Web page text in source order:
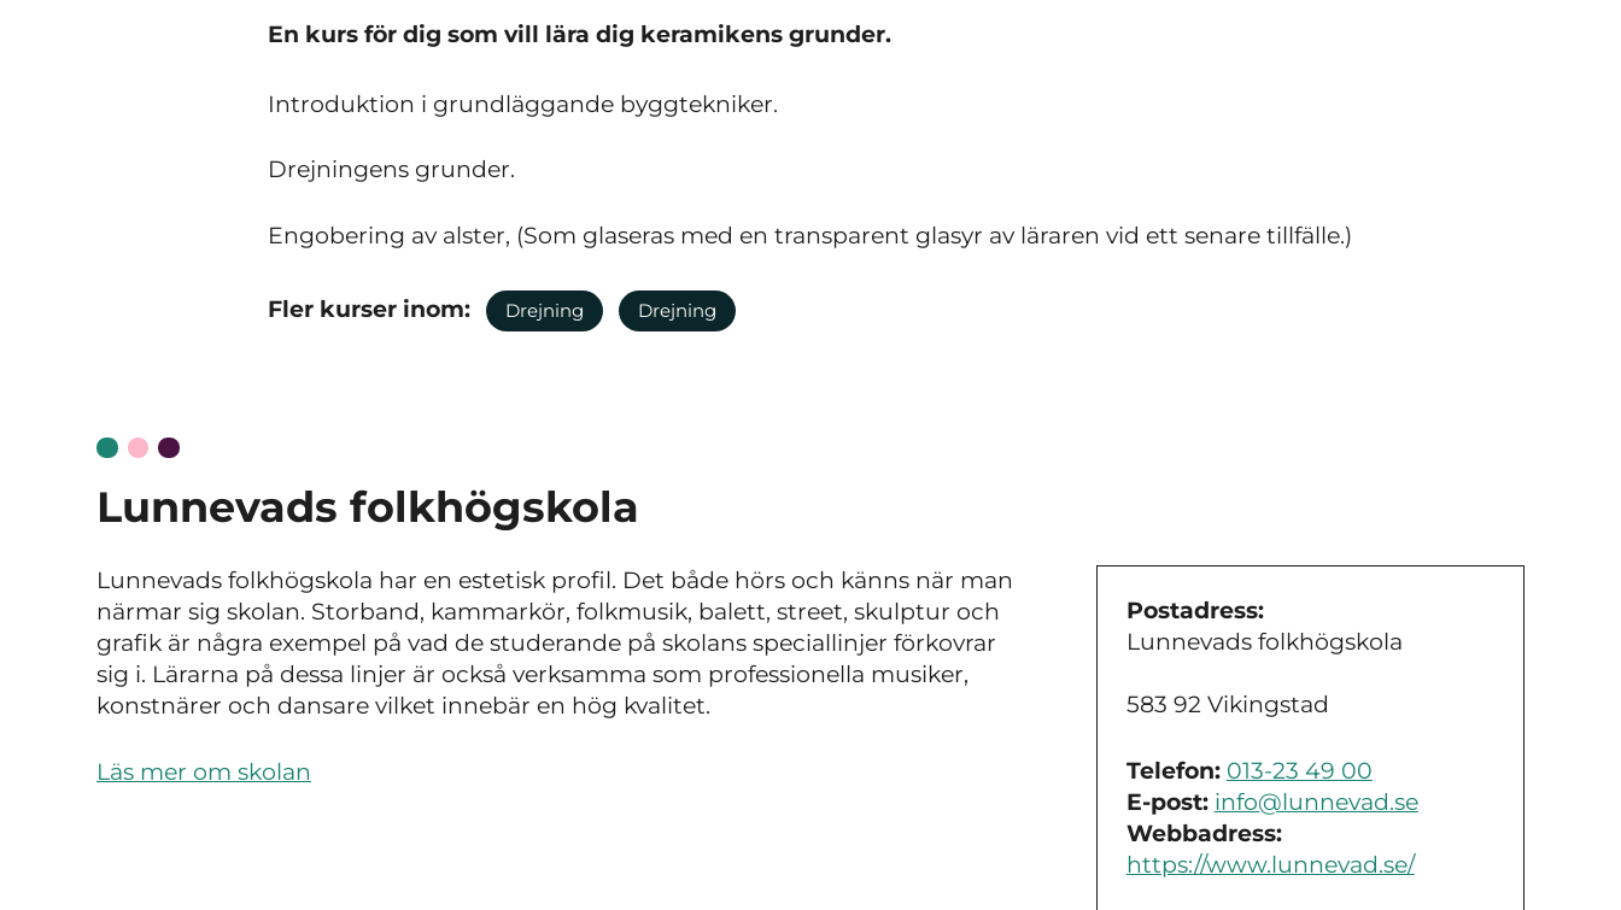
En kurs för dig som vill lära dig keramikens grunder.
Introduktion i grundläggande byggtekniker.
Drejningens grunder.
Engobering av alster, (Som glaseras med en transparent glasyr av läraren vid ett senare tillfälle.)
Fler kurser inom: Drejning Drejning
Lunnevads folkhögskola
Lunnevads folkhögskola har en estetisk profil. Det både hörs och känns när man
närmar sig skolan. Storband, kammarkör, folkmusik, balett, street, skulptur och
grafik är några exempel på vad de studerande på skolans speciallinjer förkovrar
sig i. Lärarna på dessa linjer är också verksamma som professionella musiker,
konstnärer och dansare vilket innebär en hög kvalitet.
Läs mer om skolan
Postadress:
Lunnevads folkhögskola
583 92 Vikingstad
Telefon: 013-23 49 00
E-post: info@lunnevad.se
Webbadress:
https://www.lunnevad.se/